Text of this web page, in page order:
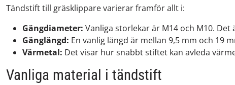
Tändstift till gräsklippare varierar framför allt i:
Gängdiameter: Vanliga storlekar är M14 och M10.
Gänglängd: En vanlig längd är mellan 9,5 mm och 19
Värmetal: Det visar hur snabbt stiftet kan avleda
Vanliga material i tändstift